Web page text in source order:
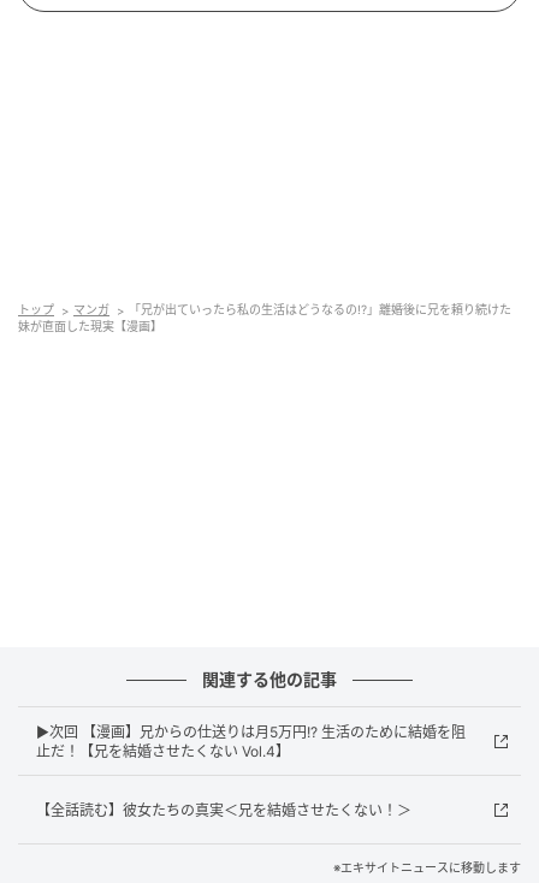
トップ マンガ
「兄が出ていったら私の生活はどうなるの!?」離婚後に兄を頼り続けた
妹が直面した現実【漫画】
関連する他の記事
▶次回 【漫画】兄からの仕送りは月5万円!? 生活のために結婚を阻
止だ！【兄を結婚させたくない Vol.4】
【全話読む】彼女たちの真実＜兄を結婚させたくない！＞
※エキサイトニュースに移動します